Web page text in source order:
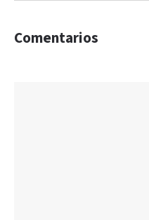
Comentarios